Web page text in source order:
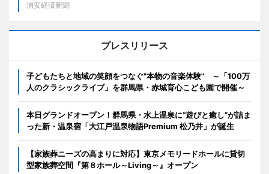
浦安経済新聞
プレスリリース
子どもたちと地域の笑顔をつなぐ"本物の音楽体験" ～「100万
人のクラシックライブ」を群馬県・赤城育心こども園で開催～
本日グランドオープン！群馬県・水上温泉に“遊びと癒し”が詰ま
った新・温泉宿「大江戸温泉物語Premium 松乃井」が誕生
【家族葬ニーズの高まりに対応】東京メモリードホールに貸切
型家族葬空間『第８ホール～Living～』オープン